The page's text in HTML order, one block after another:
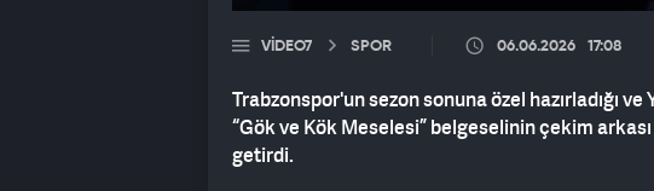
VIDEO7 SPOR 06.06.2026 17:08
Trabzonspor'un sezon sonuna özel hazırladığı
“Gök ve Kök Meselesi” belgeselinin çekim
getirdi.